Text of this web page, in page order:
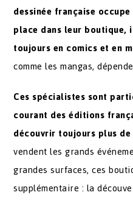
dessinée française
place dans leur boutique,
toujours en comics et en
comme les mangas,
Ces spécialistes sont
courant des éditions
découvrir toujours plus
vendent les grands
grandes surfaces, ces
supplémentaire : la